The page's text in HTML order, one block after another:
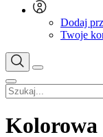
Dodaj
Twoje
Kolorowa